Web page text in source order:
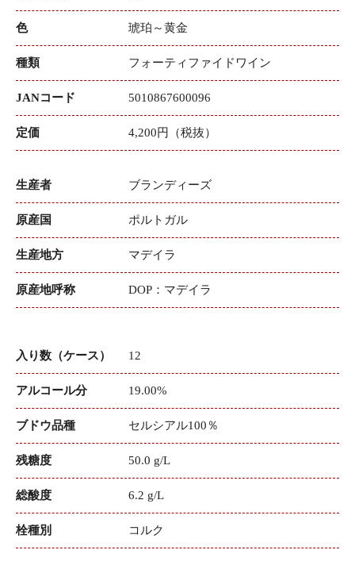
色 琥珀～黄金
種類 フォーティファイドワイン
JANコード 5010867600096
定価 4,200円（税抜）
生産者 ブランディーズ
原産国 ポルトガル
生産地方 マデイラ
原産地呼称 DOP：マデイラ
入り数（ケース） 12
アルコール分 19.00%
ブドウ品種 セルシアル100％
残糖度 50.0 g/L
総酸度 6.2 g/L
栓種別 コルク